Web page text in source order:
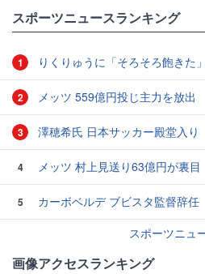
スポーツニュースランキング
1 りくりゅうに「そろそろ飽きた」
2 メッツ 559億円投じ主力を放出
3 澤穂希氏 日本サッカー殿堂入り
4 メッツ 村上見送り63億円が裏目
5
カーボベルデ ブビスタ監督辞任
スポーツニュ
画像アクセスランキング